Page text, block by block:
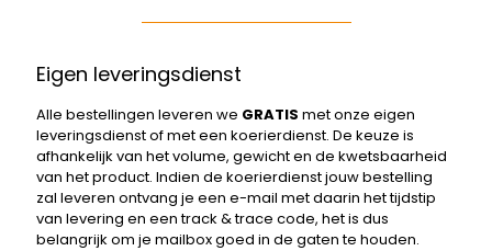
Eigen leveringsdienst
Alle bestellingen leveren we GRATIS met onze eigen
leveringsdienst of met een koerierdienst. De keuze is
afhankelijk van het volume, gewicht en de kwetsbaarheid
van het product. Indien de koerierdienst jouw bestelling
zal leveren ontvang je een e-mail met daarin het tijdstip
van levering en een track & trace code, het is dus
belangrijk om je mailbox goed in de gaten te houden.